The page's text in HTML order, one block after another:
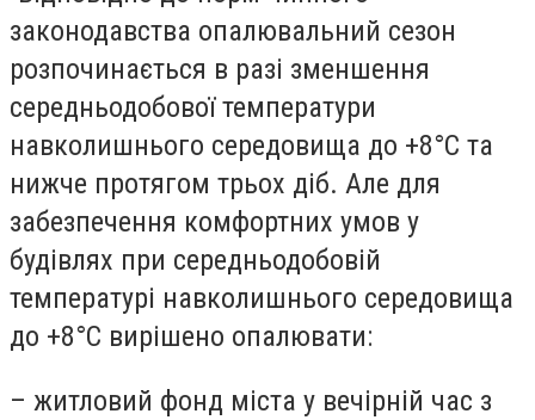
законодавства опалювальний сезон
розпочинається в разі зменшення
середньодобової температури
навколишнього середовища до +8°С та
нижче протягом трьох діб. Але для
забезпечення комфортних умов у
будівлях при середньодобовій
температурі навколишнього середовища
до +8°С вирішено опалювати:
– житловий фонд міста у вечірній час з